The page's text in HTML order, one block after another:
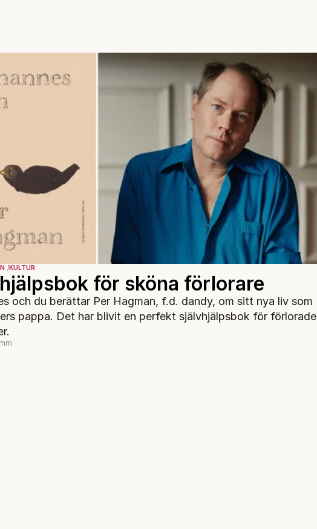
KULTUR
för sköna förlorare
och du berättar Per Hagman, f.d. dandy, om sitt nya liv som
pappa. Det har blivit en perfekt självhjälpsbok för förlorade